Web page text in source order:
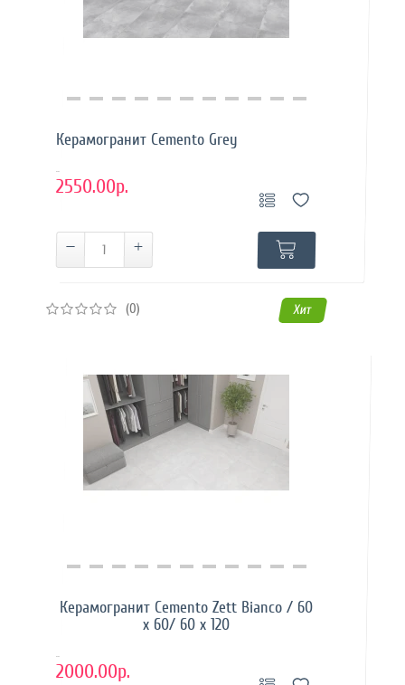
Купить в 1 клик
Керамогранит Cemento Grey
..
2550.00р.
(0) Хит
Купить в 1 клик
Керамогранит Cemento Zett Bianco / 60
x 60/ 60 x 120
..
2000.00р.